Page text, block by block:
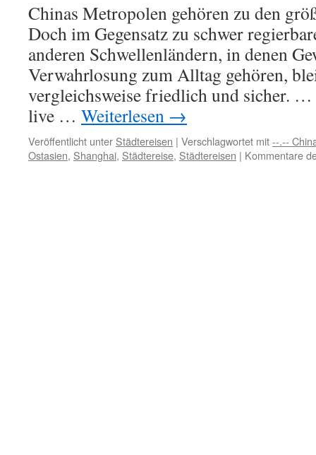
Chinas Metropolen gehören zu den
Doch im Gegensatz zu schwer
anderen Schwellenländern, in denen
Verwahrlosung zum Alltag gehören,
vergleichsweise friedlich und sicher.
live … Weiterlesen →
Veröffentlicht unter Städtereisen | Verschlagwortet mit--.--
Ostasien, Shanghai, Städtereise, Städtereisen | Kommentare